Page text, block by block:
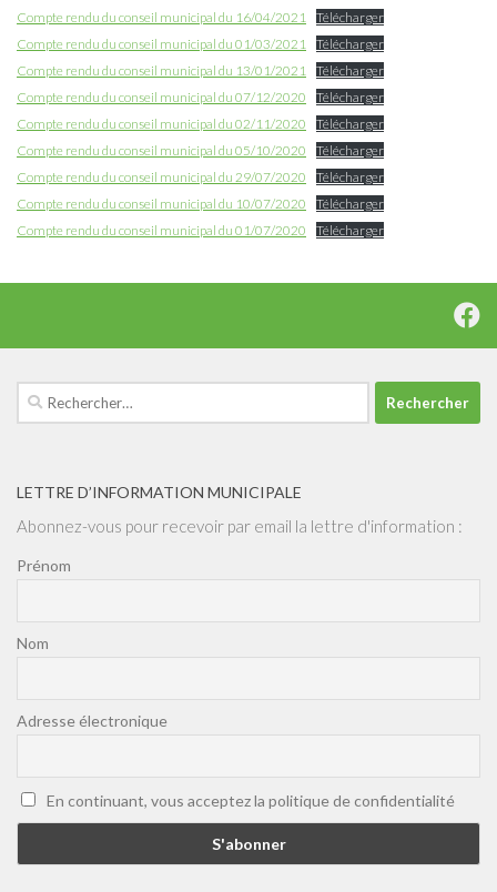
Compte rendu du conseil municipal du 16/04/2021 Télécharger
Compte rendu du conseil municipal du 01/03/2021 Télécharger
Compte rendu du conseil municipal du 13/01/2021 Télécharger
Compte rendu du conseil municipal du 07/12/2020
Télécharger
Compte rendu du conseil municipal du 02/11/2020
Télécharger
Compte rendu du conseil municipal du 05/10/2020
Télécharger
Compte rendu du conseil municipal du 29/07/2020
Télécharger
Compte rendu du conseil municipal du 10/07/2020
Télécharger
Compte rendu du conseil municipal du 01/07/2020
Télécharger
Rechercher :
LETTRE D’INFORMATION MUNICIPALE
Abonnez-vous pour recevoir par email la lettre d'information :
Prénom
Nom
Adresse électronique
En continuant, vous acceptez la politique de confidentialité